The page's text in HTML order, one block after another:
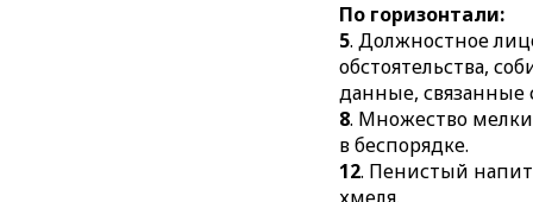
По горизонтали:
5. Должностное
обстоятельства,
данные, связанные
8. Множество
в беспорядке.
12. Пенистый